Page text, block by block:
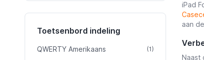
Toetsenbord indeling
QWERTY Amerikaans (1)product
iPad
aan
Naast